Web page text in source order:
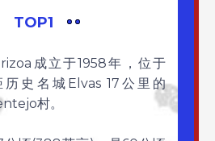
TOP1
成立于1958年，位于
史名城Elvas 17公里的
村。